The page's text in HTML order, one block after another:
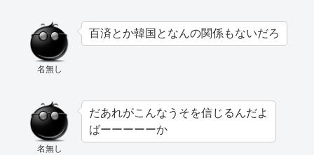
名無し
百済とか韓国となんの関係もないだろ
名無し
だあれがこんなうそを信じるんだよ
ばーーーーーか